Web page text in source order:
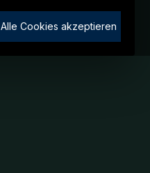
Alle Cookies akzeptieren